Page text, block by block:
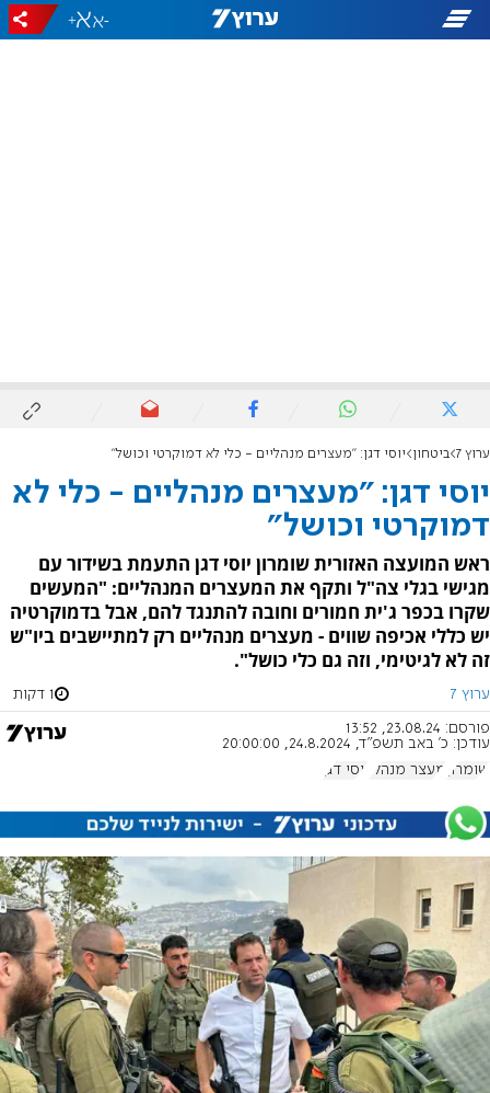
-
+
ערוץ 7 ביטחון יוסי דגן: "מעצרים מנהליים - כלי לא דמוקרטי וכושל"
יוסי דגן: "מעצרים מנהליים - כלי לא
דמוקרטי וכושל"
ראש המועצה האזורית שומרון יוסי דגן התעמת בשידור עם
מגישי בגלי צה"ל ותקף את המעצרים המנהליים: "המעשים
שקרו בכפר ג'ית חמורים וחובה להתנגד להם, אבל בדמוקרטיה
יש כללי אכיפה שווים - מעצרים מנהליים רק למתיישבים ביו"ש
זה לא לגיטימי, וזה גם כלי כושל".
ערוץ 7 1 דקות
פורסם: 23.08.24, 13:52
עודכן: כ' באב תשפ"ד, 24.8.2024, 20:00:00
שומרון
מעצר מנהלי יוסי דגן